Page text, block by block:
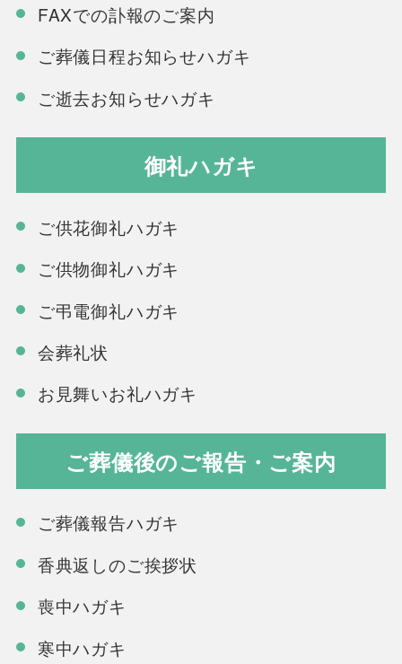
FAXでの訃報のご案内
ご葬儀日程お知らせハガキ
ご逝去お知らせハガキ
御礼ハガキ
ご供花御礼ハガキ
ご供物御礼ハガキ
ご弔電御礼ハガキ
会葬礼状
お見舞いお礼ハガキ
ご葬儀後のご報告・ご案内
ご葬儀報告ハガキ
香典返しのご挨拶状
喪中ハガキ
寒中ハガキ